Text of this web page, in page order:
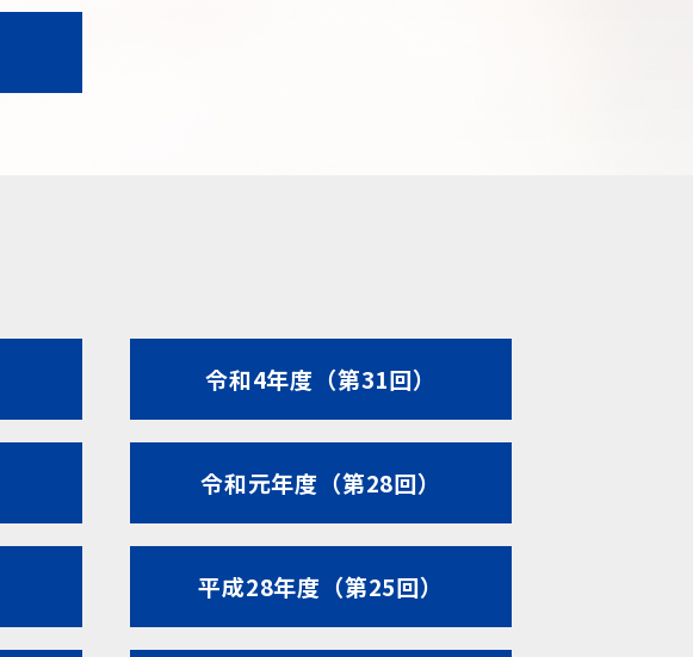
令和4年度（第31回）
令和元年度（第28回）
平成28年度（第25回）